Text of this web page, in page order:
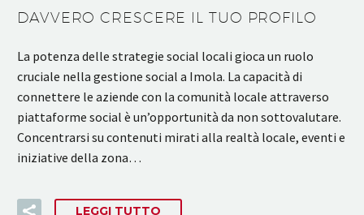
DAVVERO CRESCERE IL TUO PROFILO
La potenza delle strategie social locali gioca un ruolo
cruciale nella gestione social a Imola. La capacità di
connettere le aziende con la comunità locale attraverso
piattaforme social è un’opportunità da non sottovalutare.
Concentrarsi su contenuti mirati alla realtà locale, eventi e
iniziative della zona…
LEGGI TUTTO